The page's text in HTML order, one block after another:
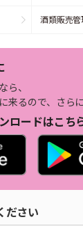
酒類販売
ら、
来るので、さらに
ロードはこち
ださい